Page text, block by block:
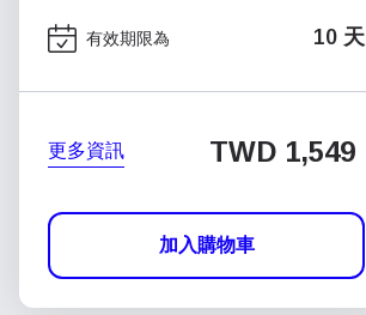
有效期限為 10 天
更多資訊 TWD 1,549
加入購物車